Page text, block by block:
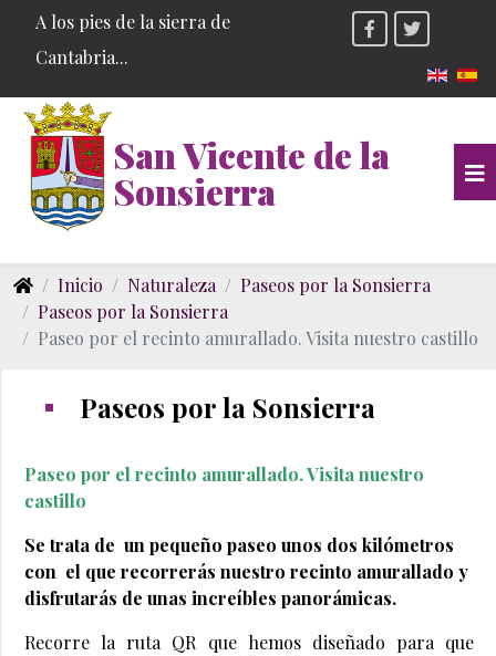
A los pies de la sierra de
Cantabria...
San Vicente de la
Sonsierra
Inicio Naturaleza
Paseos por la Sonsierra
Paseos por la Sonsierra
Paseo por el recinto amurallado. Visita nuestro castillo
Paseos por la Sonsierra
Paseo por el recinto amurallado. Visita nuestro
castillo
Se trata de un pequeño paseo unos dos kilómetros
con el que recorrerás nuestro recinto amurallado y
disfrutarás de unas increíbles panorámicas.
Recorre la ruta QR que hemos diseñado para que